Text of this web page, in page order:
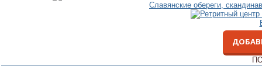
Славянские обереги,